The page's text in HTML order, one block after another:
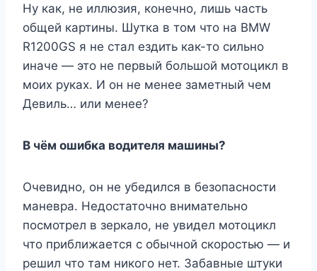
Ну как, не иллюзия, конечно, лишь часть
общей картины. Шутка в том что на BMW
R1200GS я не стал ездить как-то сильно
иначе — это не первый большой мотоцикл в
моих руках. И он не менее заметный чем
Девиль… или менее?
В чём ошибка водителя машины?
Очевидно, он не убедился в безопасности
маневра. Недостаточно внимательно
посмотрел в зеркало, не увидел мотоцикл
что приближается с обычной скоростью — и
решил что там никого нет. Забавные штуки